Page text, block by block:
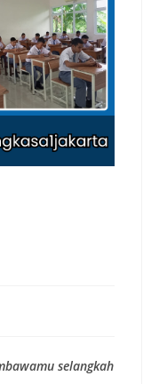
selangkah